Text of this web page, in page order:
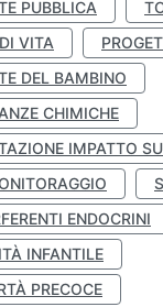
PUBBLICA
VITA
DEL BAMBINO
CHIMICHE
IMPATTO
ENDOCRINI
INFANTILE
PRECOCE